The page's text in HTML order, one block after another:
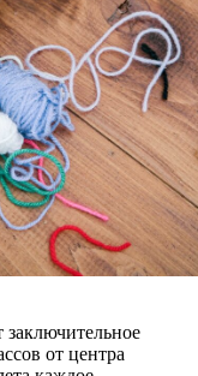
от центра